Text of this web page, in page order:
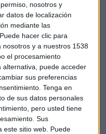
nosotros y
datos de localización
mediante las
hacer clic para
y a nuestros 1538
el procesamiento
alternativa, puede acceder
sus preferencias
Tenga en
de sus datos personales
pero usted tiene
Sus
este sitio web. Puede
boletines
importantes del día